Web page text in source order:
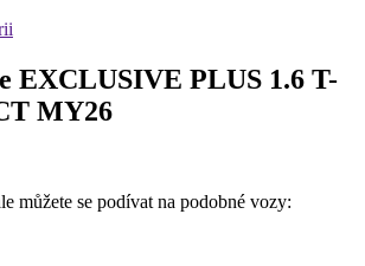
EXCLUSIVE PLUS 1.6 T-
MY26
můžete se podívat na podobné vozy: